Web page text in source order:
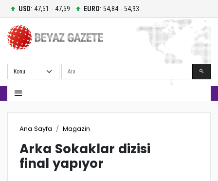
USD: 47,51 - 47,59 EURO: 54,84 - 54,93
Ara
Ana Sayfa Magazin
Arka Sokaklar dizisi
final yapıyor